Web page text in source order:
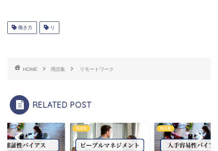
働き方 り
HOME 用語集 リモートワーク
RELATED POST
用語集 用語集